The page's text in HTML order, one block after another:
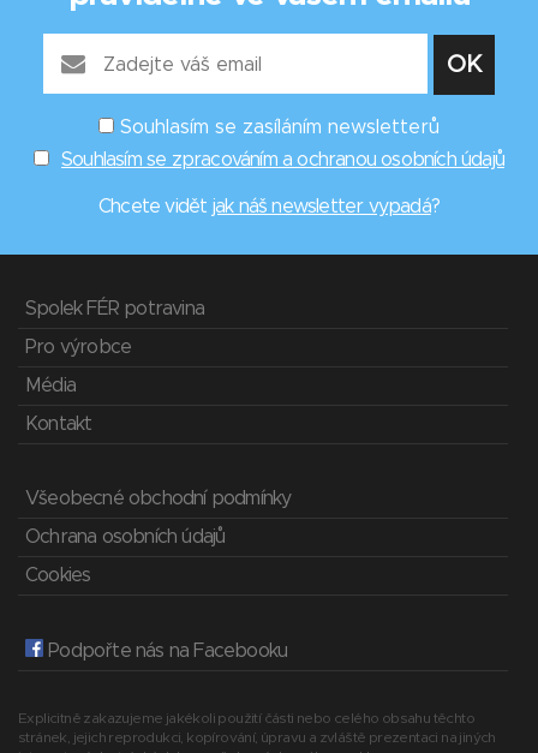
Souhlasím se zasíláním newsletterů
Souhlasím se zpracováním a ochranou osobních údajů
Chcete vidět jak náš newsletter vypadá?
Spolek FÉR potravina
Pro výrobce
Média
Kontakt
Všeobecné obchodní podmínky
Ochrana osobních údajů
Cookies
Podpořte nás na Facebooku
Explicitně zakazujeme jakékoli použití části nebo celého obsahu těchto
stránek, jejich reprodukci, kopírování, úpravu a zvláště prezentaci na jiných